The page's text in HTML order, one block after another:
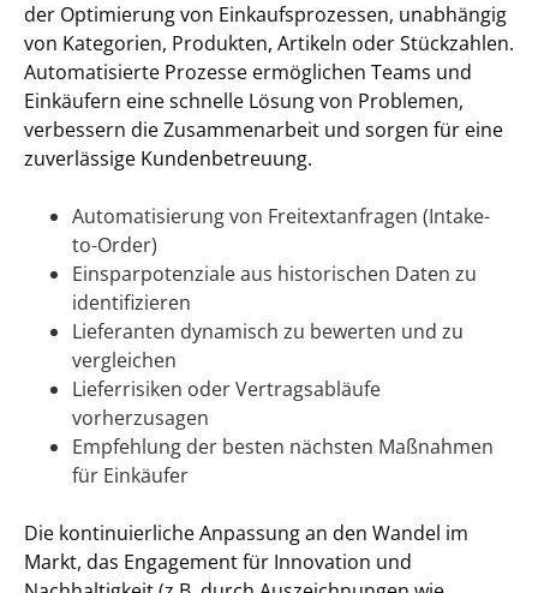
der Optimierung von Einkaufsprozessen, unabhängig
von Kategorien, Produkten, Artikeln oder Stückzahlen.
Automatisierte Prozesse ermöglichen Teams und
Einkäufern eine schnelle Lösung von Problemen,
verbessern die Zusammenarbeit und sorgen für eine
zuverlässige Kundenbetreuung.
Automatisierung von Freitextanfragen (Intake-
to-Order)
Einsparpotenziale aus historischen Daten zu
identifizieren
Lieferanten dynamisch zu bewerten und zu
vergleichen
Lieferrisiken oder Vertragsabläufe
vorherzusagen
Empfehlung der besten nächsten Maßnahmen
für Einkäufer
Die kontinuierliche Anpassung an den Wandel im
Markt, das Engagement für Innovation und